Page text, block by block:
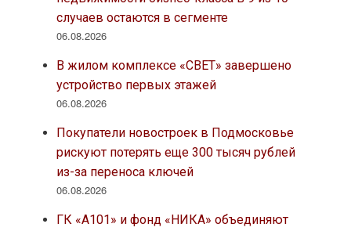
случаев остаются в сегменте
06.08.2026
В жилом комплексе «СВЕТ» завершено
устройство первых этажей
06.08.2026
Покупатели новостроек в Подмосковье
рискуют потерять еще 300 тысяч рублей
из-за переноса ключей
06.08.2026
ГК «А101» и фонд «НИКА» объединяют